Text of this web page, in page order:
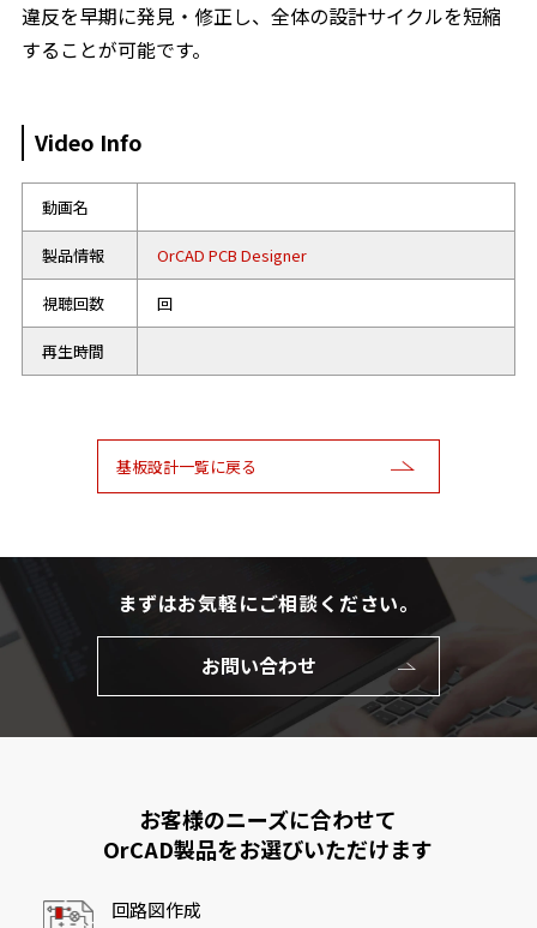
違反を早期に発見・修正し、全体の設計サイクルを短縮
することが可能です。
Video Info
動画名
製品情報 OrCAD PCB Designer
視聴回数 回
再生時間
基板設計一覧に戻る
まずはお気軽にご相談ください。
お問い合わせ
お客様のニーズに合わせて
OrCAD製品をお選びいただけます
回路図作成